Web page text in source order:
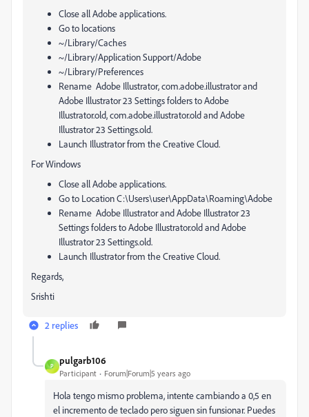
Close all Adobe applications.
Go to locations
~/Library/Caches
~/Library/Application Support/Adobe
~/Library/Preferences
Rename Adobe Illustrator, com.adobe.illustrator and
Adobe Illustrator 23 Settings folders to Adobe
Illustrator.old, com.adobe.illustrator.old and Adobe
Illustrator 23 Settings.old.
Launch Illustrator from the Creative Cloud.
For Windows
Close all Adobe applications.
Go to Location C:\Users\user\AppData\Roaming\Adobe
Rename Adobe Illustrator and Adobe Illustrator 23
Settings folders to Adobe Illustrator.old and Adobe
Illustrator 23 Settings.old.
Launch Illustrator from the Creative Cloud.
Regards,
Srishti
2 replies
P
pulgarb106
Participant Forum|Forum|5 years ago
Hola tengo mismo problema, intente cambiando a 0,5 en
el incremento de teclado pero siguen sin funsionar. Puedes